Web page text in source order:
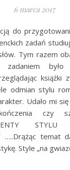
6 marca 2017
do
zadań
Tym razem
zadaniem
książki
odmian stylu
Udało mi
czy
STYLU
…..Drążąc
Style „na